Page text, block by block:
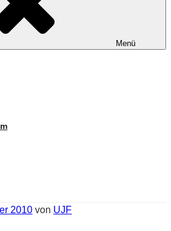
Menü
2010 von UJF